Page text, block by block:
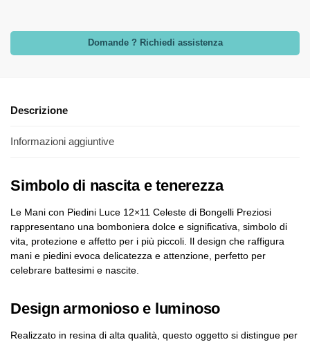
Domande ? Richiedi assistenza
Descrizione
Informazioni aggiuntive
Simbolo di nascita e tenerezza
Le Mani con Piedini Luce 12×11 Celeste di Bongelli Preziosi
rappresentano una bomboniera dolce e significativa, simbolo di
vita, protezione e affetto per i più piccoli. Il design che raffigura
mani e piedini evoca delicatezza e attenzione, perfetto per
celebrare battesimi e nascite.
Design armonioso e luminoso
Realizzato in resina di alta qualità, questo oggetto si distingue per